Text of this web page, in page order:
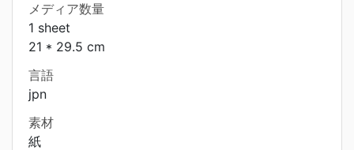
メディア数量
1 sheet
21 * 29.5 cm
言語
jpn
素材
紙